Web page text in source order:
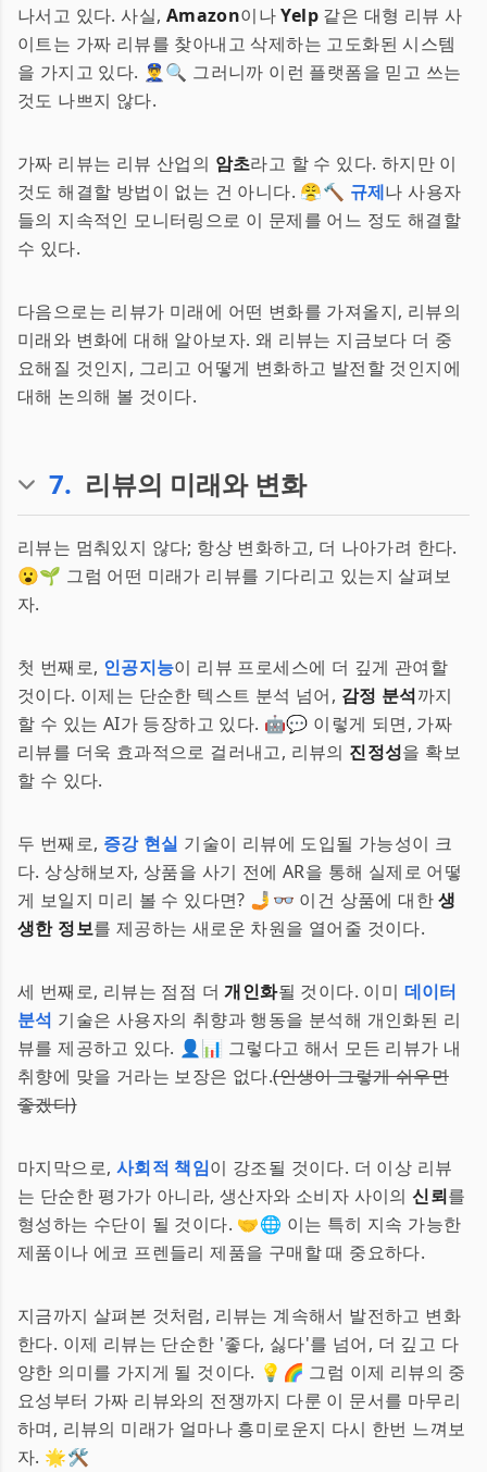
나서고 있다. 사실, Amazon이나Yelp 같은 대형 리뷰 사
이트는 가짜 리뷰를 찾아내고 삭제하는 고도화된 시스템
을 가지고 있다. 👮‍♂️🔍 그러니까 이런 플랫폼을 믿고 쓰는
것도 나쁘지 않다.
가짜 리뷰는 리뷰 산업의 암초라고 할 수 있다. 하지만 이
것도 해결할 방법이 없는 건 아니다. 😤🔨 규제나 사용자
들의 지속적인 모니터링으로 이 문제를 어느 정도 해결할
수 있다.
다음으로는 리뷰가 미래에 어떤 변화를 가져올지, 리뷰의
미래와 변화에 대해 알아보자. 왜 리뷰는 지금보다 더 중
요해질 것인지, 그리고 어떻게 변화하고 발전할 것인지에
대해 논의해 볼 것이다.
7. 리뷰의 미래와 변화
리뷰는 멈춰있지 않다; 항상 변화하고, 더 나아가려 한다.
😮🌱 그럼 어떤 미래가 리뷰를 기다리고 있는지 살펴보
자.
첫 번째로, 인공지능이 리뷰 프로세스에 더 깊게 관여할
것이다. 이제는 단순한 텍스트 분석 넘어, 감정 분석까지
할 수 있는 AI가 등장하고 있다. 🤖💬 이렇게 되면, 가짜
리뷰를 더욱 효과적으로 걸러내고, 리뷰의 진정성을 확보
할 수 있다.
두 번째로, 증강 현실 기술이 리뷰에 도입될 가능성이 크
다. 상상해보자, 상품을 사기 전에 AR을 통해 실제로 어떻
게 보일지 미리 볼 수 있다면? 🤳👓 이건 상품에 대한생
생한 정보를 제공하는 새로운 차원을 열어줄 것이다.
세 번째로, 리뷰는 점점 더개인화될 것이다. 이미 데이터
분석 기술은 사용자의 취향과 행동을 분석해 개인화된 리
뷰를 제공하고 있다. 👤📊 그렇다고 해서 모든 리뷰가 내
취향에 맞을 거라는 보장은 없다.(인생이 그렇게 쉬우면
좋겠다)
마지막으로, 사회적 책임이 강조될 것이다. 더 이상 리뷰
는 단순한 평가가 아니라, 생산자와 소비자 사이의신뢰를
형성하는 수단이 될 것이다. 🤝🌐 이는 특히 지속 가능한
제품이나 에코 프렌들리 제품을 구매할 때 중요하다.
지금까지 살펴본 것처럼, 리뷰는 계속해서 발전하고 변화
한다. 이제 리뷰는 단순한 '좋다, 싫다'를 넘어, 더 깊고 다
양한 의미를 가지게 될 것이다. 💡🌈 그럼 이제 리뷰의 중
요성부터 가짜 리뷰와의 전쟁까지 다룬 이 문서를 마무리
하며, 리뷰의 미래가 얼마나 흥미로운지 다시 한번 느껴보
자. 🌟🛠